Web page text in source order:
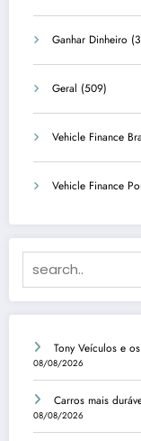
Ganhar Dinheiro
Geral (509)
Vehicle Finance
Vehicle Finance
Tony Veículos e
08/08/2026
Carros mais
08/08/2026